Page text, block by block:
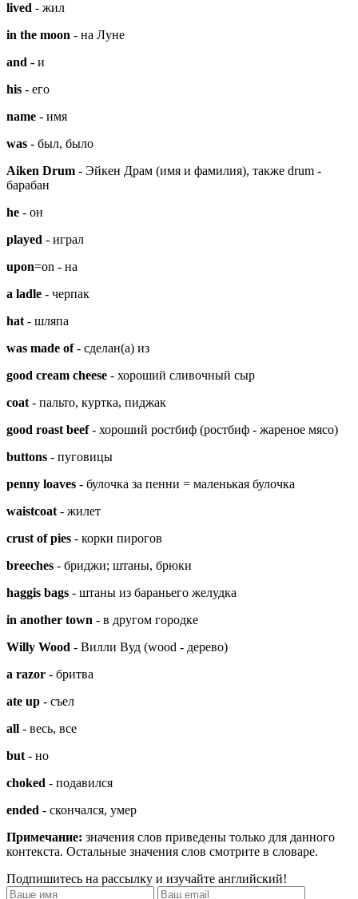
lived - жил
in the moon - на Луне
and - и
his - его
name - имя
was - был, было
Aiken Drum - Эйкен Драм (имя и фамилия), также drum -
барабан
he - он
played - играл
upon=on - на
a ladle - черпак
hat- шляпа
was made of- сделан(а) из
good cream cheese - хороший сливочный сыр
coat- пальто, куртка, пиджак
good roast beef- хороший ростбиф (ростбиф - жареное мясо)
buttons - пуговицы
penny loaves - булочка за пенни = маленькая булочка
waistcoat- жилет
crust of pies - корки пирогов
breeches - бриджи; штаны, брюки
haggis bags - штаны из бараньего желудка
in another town - в другом городке
Willy Wood - Вилли Вуд (wood - дерево)
a razor - бритва
ate up - съел
all - весь, все
but- но
choked - подавился
ended - скончался, умер
Примечание: значения слов приведены только для данного
контекста. Остальные значения слов смотрите в словаре.
Подпишитесь на рассылку и изучайте английский!